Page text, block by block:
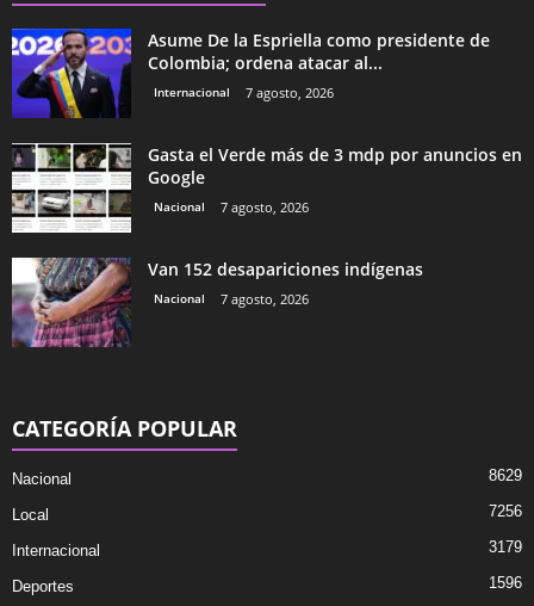
Asume De la Espriella como presidente de
Colombia; ordena atacar al...
Internacional 7 agosto, 2026
Gasta el Verde más de 3 mdp por anuncios en
Google
Nacional 7 agosto, 2026
Van 152 desapariciones indígenas
Nacional 7 agosto, 2026
CATEGORÍA POPULAR
Nacional 8629
Local 7256
Internacional 3179
Deportes 1596